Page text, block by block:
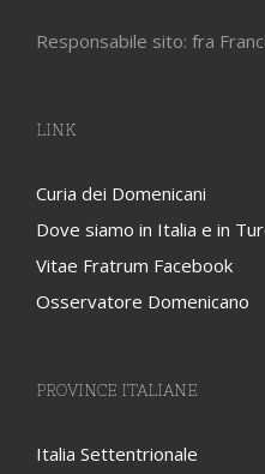
Responsabile sito: fra
LINK
Curia dei Domenicani
Dove siamo in Italia e in
Vitae Fratrum Facebook
Osservatore Domenicano
PROVINCE ITALIANE
Italia Settentrionale